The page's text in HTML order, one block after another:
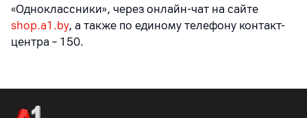
«Одноклассники», через онлайн-чат на сайте
shop.a1.by, а также по единому телефону контакт-
центра – 150.